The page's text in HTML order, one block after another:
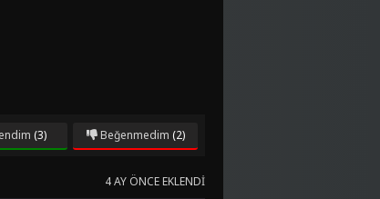
(3) Beğenmedim (2)
4 AY ÖNCE EKLENDI